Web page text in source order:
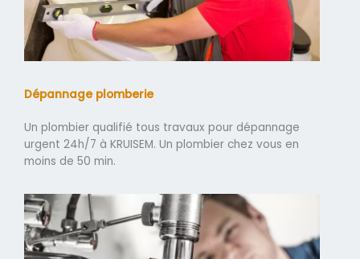
Dépannage plomberie
Un plombier qualifié tous travaux pour dépannage
urgent 24h/7 à KRUISEM. Un plombier chez vous en
moins de 50 min.